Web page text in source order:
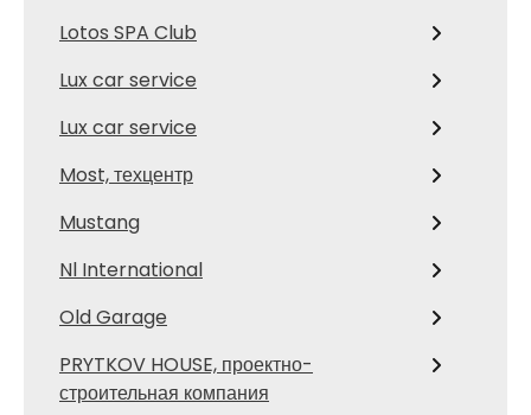
Lotos SPA Club
Lux car service
Lux car service
Most, техцентр
Mustang
Nl International
Old Garage
PRYTKOV HOUSE, проектно-
строительная компания